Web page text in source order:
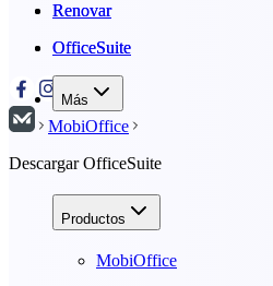
Renovar
OfficeSuite
Más
Renovar
OfficeSuite
MobiOffice
Descargar OfficeSuite
Productos
MobiOffice